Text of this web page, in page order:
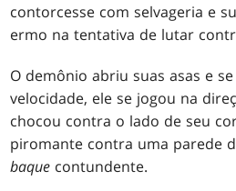
contorcesse com selvageria e
ermo na tentativa de lutar
O demônio abriu suas asas e
velocidade, ele se jogou na
chocou contra o lado de seu
piromante contra uma parede
baque contundente.